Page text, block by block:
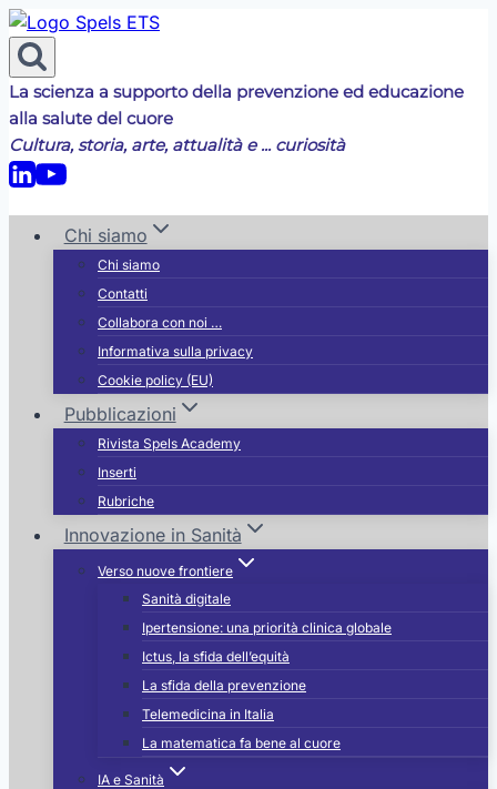
Salta
al
contenuto
La scienza a supporto della prevenzione ed educazione
alla salute del cuore
Cultura, storia, arte, attualità e ... curiosità
Chi siamo
Chi siamo
Contatti
Collabora con noi …
Informativa sulla privacy
Cookie policy (EU)
Pubblicazioni
Rivista Spels Academy
Inserti
Rubriche
Innovazione in Sanità
Verso nuove frontiere
Sanità digitale
Ipertensione: una priorità clinica globale
Ictus, la sfida dell’equità
La sfida della prevenzione
Telemedicina in Italia
La matematica fa bene al cuore
IA e Sanità